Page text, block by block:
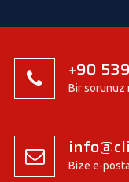
+90
Bir sorunuz
Bize e-